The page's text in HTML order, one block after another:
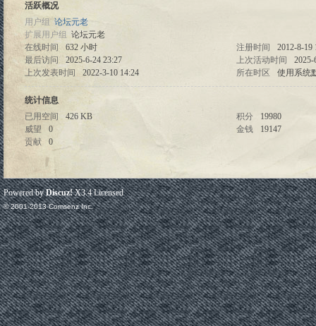
活跃概况
用户组 论坛元老
扩展用户组 论坛元老
在线时间
632 小时 注册时间
2012-8-19
最后访问
2025-6-24 23:27 上次活动时间
2025-
上次发表时间
2022-3-10 14:24 所在时区 使用系统
统计信息
已用空间
426 KB 积分
19980
威望
0 金钱
19147
贡献
0
Powered byDiscuz! X3.4 Licensed
© 2001-2013Comsenz Inc.